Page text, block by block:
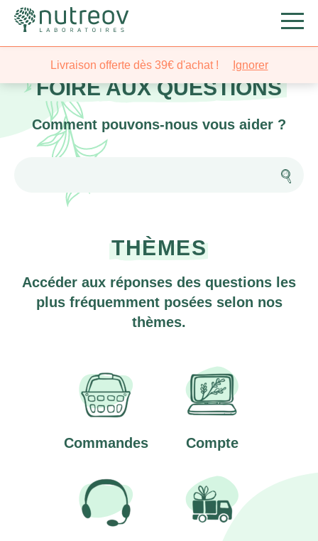
FOIRE AUX QUESTIONS
Comment pouvons-nous vous aider ?
THÈMES
Accéder aux réponses des questions les
plus fréquemment posées selon nos
thèmes.
Commandes Compte
Livraison offerte dès 39€ d'achat ! Ignorer